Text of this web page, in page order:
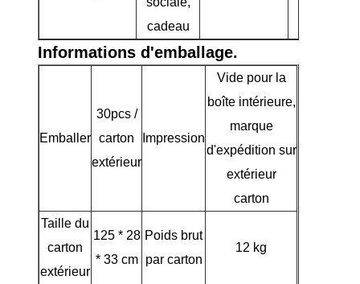
cadeau
Informations d'emballage.
Emballer
30pcs /
carton
extérieur
Impression
Vide pour la
boîte intérieure,
marque
d'expédition sur
extérieur
carton
Taille du
carton
extérieur
125 * 28
* 33 cm
Poids brut
par carton
12 kg